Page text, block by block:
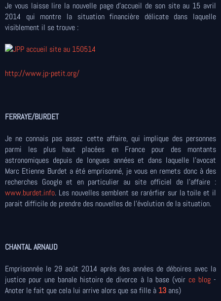
Je vous laisse lire la nouvelle page d'accueil de son site au 15 avril
2014 qui montre la situation financière délicate dans laquelle
visiblement il se trouve :
http://www.jp-petit.org/
FERRAYE/BURDET
Je ne connais pas assez cette affaire, qui implique des personnes
parmi les plus haut placées en France pour des montants
astronomiques depuis de longues années et dans laquelle l'avocat
Marc Etienne Burdet a été emprisonné, je vous en remets donc à des
recherches Google et en particulier au site officiel de l'affaire :
www.burdet.info. Les nouvelles semblent se rarérfier sur la toile et il
parait difficile de prendre des nouvelles de l'évolution de la situation.
CHANTAL ARNAUD
Emprisonnée le 29 août 2014 après des années de déboires avec la
justice pour une banale histoire de divorce à la base (voir ce blog-
Anoter le fait que cela lui arrive alors que sa fille à 13 ans)